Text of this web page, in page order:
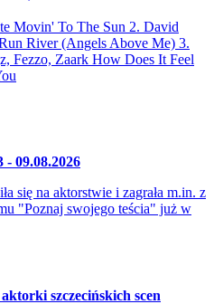
Movin' To The Sun 2. David
River (Angels Above Me) 3.
Fezzo, Zaark How Does It Feel
09.08.2026
się na aktorstwie i zagrała m.in. z
"Poznaj swojego teścia" już w
szczecińskich scen